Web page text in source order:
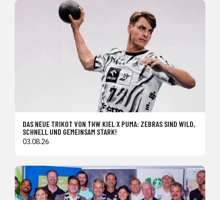
DAS NEUE TRIKOT VON THW KIEL X PUMA: ZEBRAS SIND WILD,
SCHNELL UND GEMEINSAM STARK!
03.08.26